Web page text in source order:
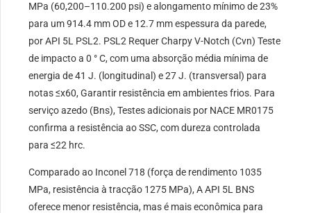
MPa (60,200–110.200 psi) e alongamento mínimo de 23%
para um 914.4 mm OD e 12.7 mm espessura da parede,
por API 5L PSL2. PSL2 Requer Charpy V-Notch (Cvn) Teste
de impacto a 0 ° C, com uma absorção média mínima de
energia de 41 J. (longitudinal) e 27 J. (transversal) para
notas ≤x60, Garantir resistência em ambientes frios. Para
serviço azedo (Bns), Testes adicionais por NACE MR0175
confirma a resistência ao SSC, com dureza controlada
para ≤22 hrc.
Comparado ao Inconel 718 (força de rendimento 1035
MPa, resistência à tracção 1275 MPa), A API 5L BNS
oferece menor resistência, mas é mais econômica para